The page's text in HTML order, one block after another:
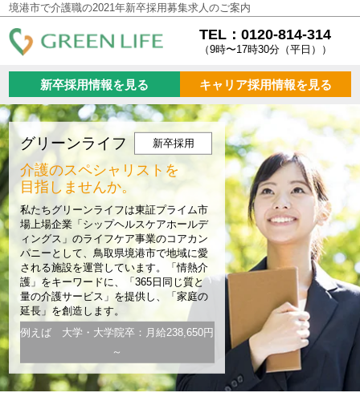
境港市で介護職の2021年新卒採用募集求人のご案内
TEL：0120-814-314
（9時〜17時30分（平日））
新卒採用情報を見る キャリア採用情報を見る
グリーンライフ 新卒採用
介護のスペシャリストを
目指しませんか。
私たちグリーンライフは東証プライム市
場上場企業「シップヘルスケアホールデ
ィングス」のライフケア事業のコアカン
パニーとして、鳥取県境港市で地域に愛
される施設を運営しています。「情熱介
護」をキーワードに、「365日同じ質と
量の介護サービス」を提供し、「家庭の
延長」を創造します。
例えば 大学・大学院卒：月給238,650円
～